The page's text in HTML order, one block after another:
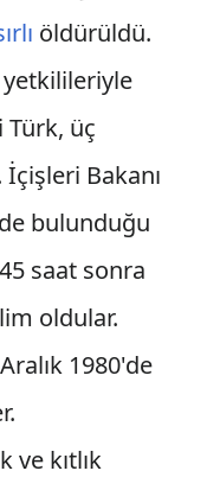
öldürüldü.
yetkilileriyle
üç
Bakanı
bulunduğu
saat sonra
oldular.
1980'de
ve kıtlık